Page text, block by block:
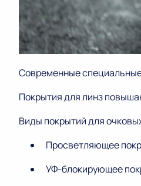
Современные специальные
Покрытия для линз
Виды покрытий для
Просветляющее
УФ-блокирующее